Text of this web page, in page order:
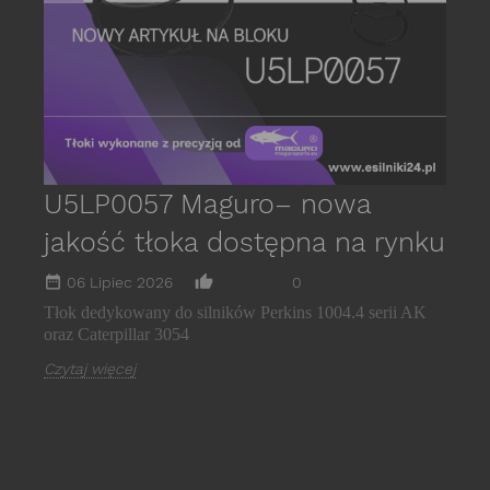
U5LP0057 Maguro– nowa
jakość tłoka dostępna na rynku
date_range 06 Lipiec 2026 thumb_up_alt 0
Tłok dedykowany do silników Perkins 1004.4 serii AK
oraz Caterpillar 3054
Czytaj więcej